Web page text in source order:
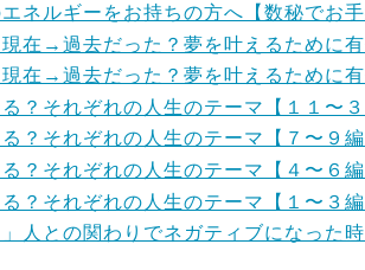
ネルギーをお持ちの方へ【数秘でお手
在→過去だった？夢を叶えるために
在→過去だった？夢を叶えるために
？それぞれの人生のテーマ【１１〜３
？それぞれの人生のテーマ【７〜９編
？それぞれの人生のテーマ【４〜６編
？それぞれの人生のテーマ【１〜３編
」人との関わりでネガティブになった